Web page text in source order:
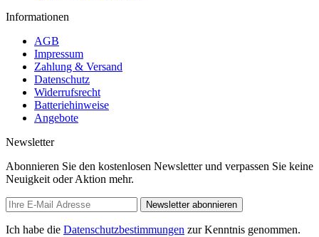
Informationen
AGB
Impressum
Zahlung & Versand
Datenschutz
Widerrufsrecht
Batteriehinweise
Angebote
Newsletter
Abonnieren Sie den kostenlosen Newsletter und verpassen Sie keine
Neuigkeit oder Aktion mehr.
Newsletter abonnieren
Ich habe die Datenschutzbestimmungen zur Kenntnis genommen.